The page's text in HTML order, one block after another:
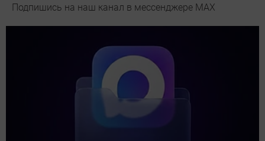
Подпишись на наш канал в мессенджере МАХ